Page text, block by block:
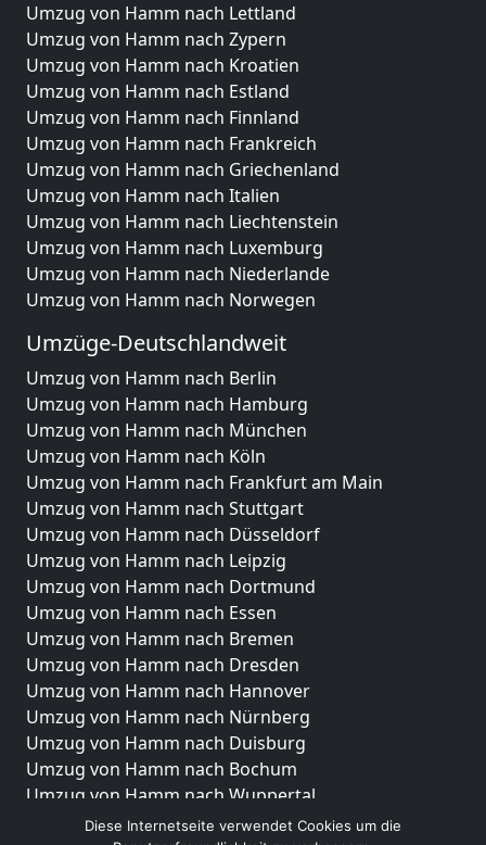
Umzug von Hamm nach Lettland
Umzug von Hamm nach Zypern
Umzug von Hamm nach Kroatien
Umzug von Hamm nach Estland
Umzug von Hamm nach Finnland
Umzug von Hamm nach Frankreich
Umzug von Hamm nach Griechenland
Umzug von Hamm nach Italien
Umzug von Hamm nach Liechtenstein
Umzug von Hamm nach Luxemburg
Umzug von Hamm nach Niederlande
Umzug von Hamm nach Norwegen
Umzüge-Deutschlandweit
Umzug von Hamm nach Berlin
Umzug von Hamm nach Hamburg
Umzug von Hamm nach München
Umzug von Hamm nach Köln
Umzug von Hamm nach Frankfurt am Main
Umzug von Hamm nach Stuttgart
Umzug von Hamm nach Düsseldorf
Umzug von Hamm nach Leipzig
Umzug von Hamm nach Dortmund
Umzug von Hamm nach Essen
Umzug von Hamm nach Bremen
Umzug von Hamm nach Dresden
Umzug von Hamm nach Hannover
Umzug von Hamm nach Nürnberg
Umzug von Hamm nach Duisburg
Umzug von Hamm nach Bochum
Umzug von Hamm nach Wuppertal
Umzug von Hamm nach Bielefeld
Diese Internetseite verwendet Cookies um die